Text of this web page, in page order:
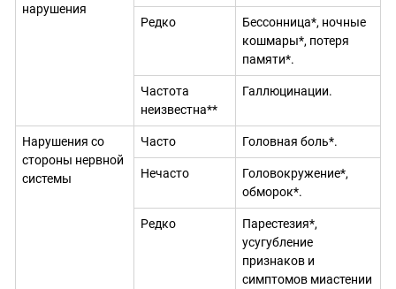
нарушения
Редко
Бессонница*, ночные
кошмары*, потеря
памяти*.
Частота
неизвестна**
Галлюцинации.
Нарушения со
стороны нервной
системы
Часто Головная боль*.
Нечасто
Головокружение*,
обморок*.
Редко
Парестезия*,
усугубление
признаков и
симптомов миастении